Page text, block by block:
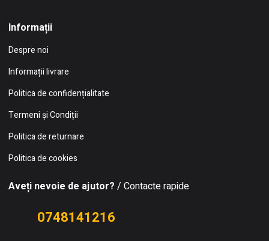
Informații
Despre noi
Informații livrare
Politica de confidențialitate
Termeni și Condiții
Politica de returnare
Politica de cookies
Aveți nevoie de ajutor? / Contacte rapide
0748141216